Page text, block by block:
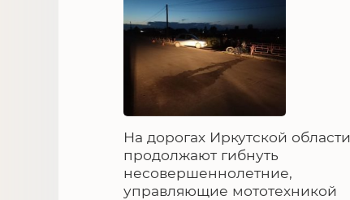
На дорогах Иркутской области
продолжают гибнуть
несовершеннолетние,
управляющие мототехникой